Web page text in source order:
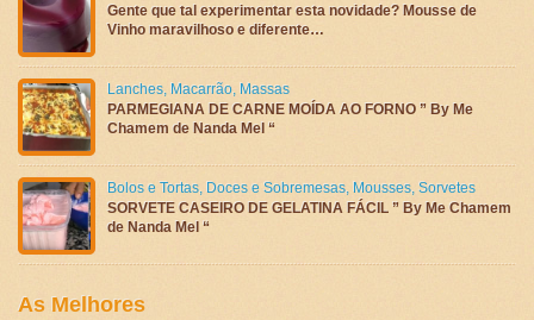
Gente que tal experimentar esta novidade? Mousse de
Vinho maravilhoso e diferente…
Lanches, Macarrão, Massas
PARMEGIANA DE CARNE MOÍDA AO FORNO ” By Me
Chamem de Nanda Mel “
Bolos e Tortas, Doces e Sobremesas, Mousses, Sorvetes
SORVETE CASEIRO DE GELATINA FÁCIL ” By Me Chamem
de Nanda Mel “
As Melhores